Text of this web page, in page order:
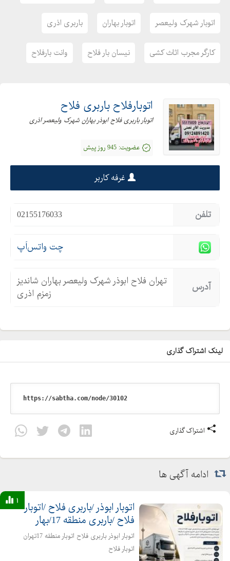
اتوبار شهرک ولیعصر اتوبار بهاران باربری اذری
کارگر مجرب اثاث کشی نیسان بار فلاح وانت بارفلاح
اتوبارفلاح باربری فلاح
اتوبار باربری فلاح ابوذر بهاران شهرک ولیعصر اذری
عضویت: 945 روز پیش
غرفه کاربر
تلفن 02155176033
چت واتس‌اَپ
آدرس
تهران فلاح ابوذر شهرک ولیعصر بهاران شاندیز
زمزم اذری
لینک اشتراک گذاری
اشتراک گذاری
ادامه آگهی ها
1 اتوبار ابوذر /باربری فلاح /اتوبار
فلاح /باربری منطقه 17/بهار
اتوبار ابوذر باربری فلاح اتوبار منطقه 17تهران
اتوبار فلاح